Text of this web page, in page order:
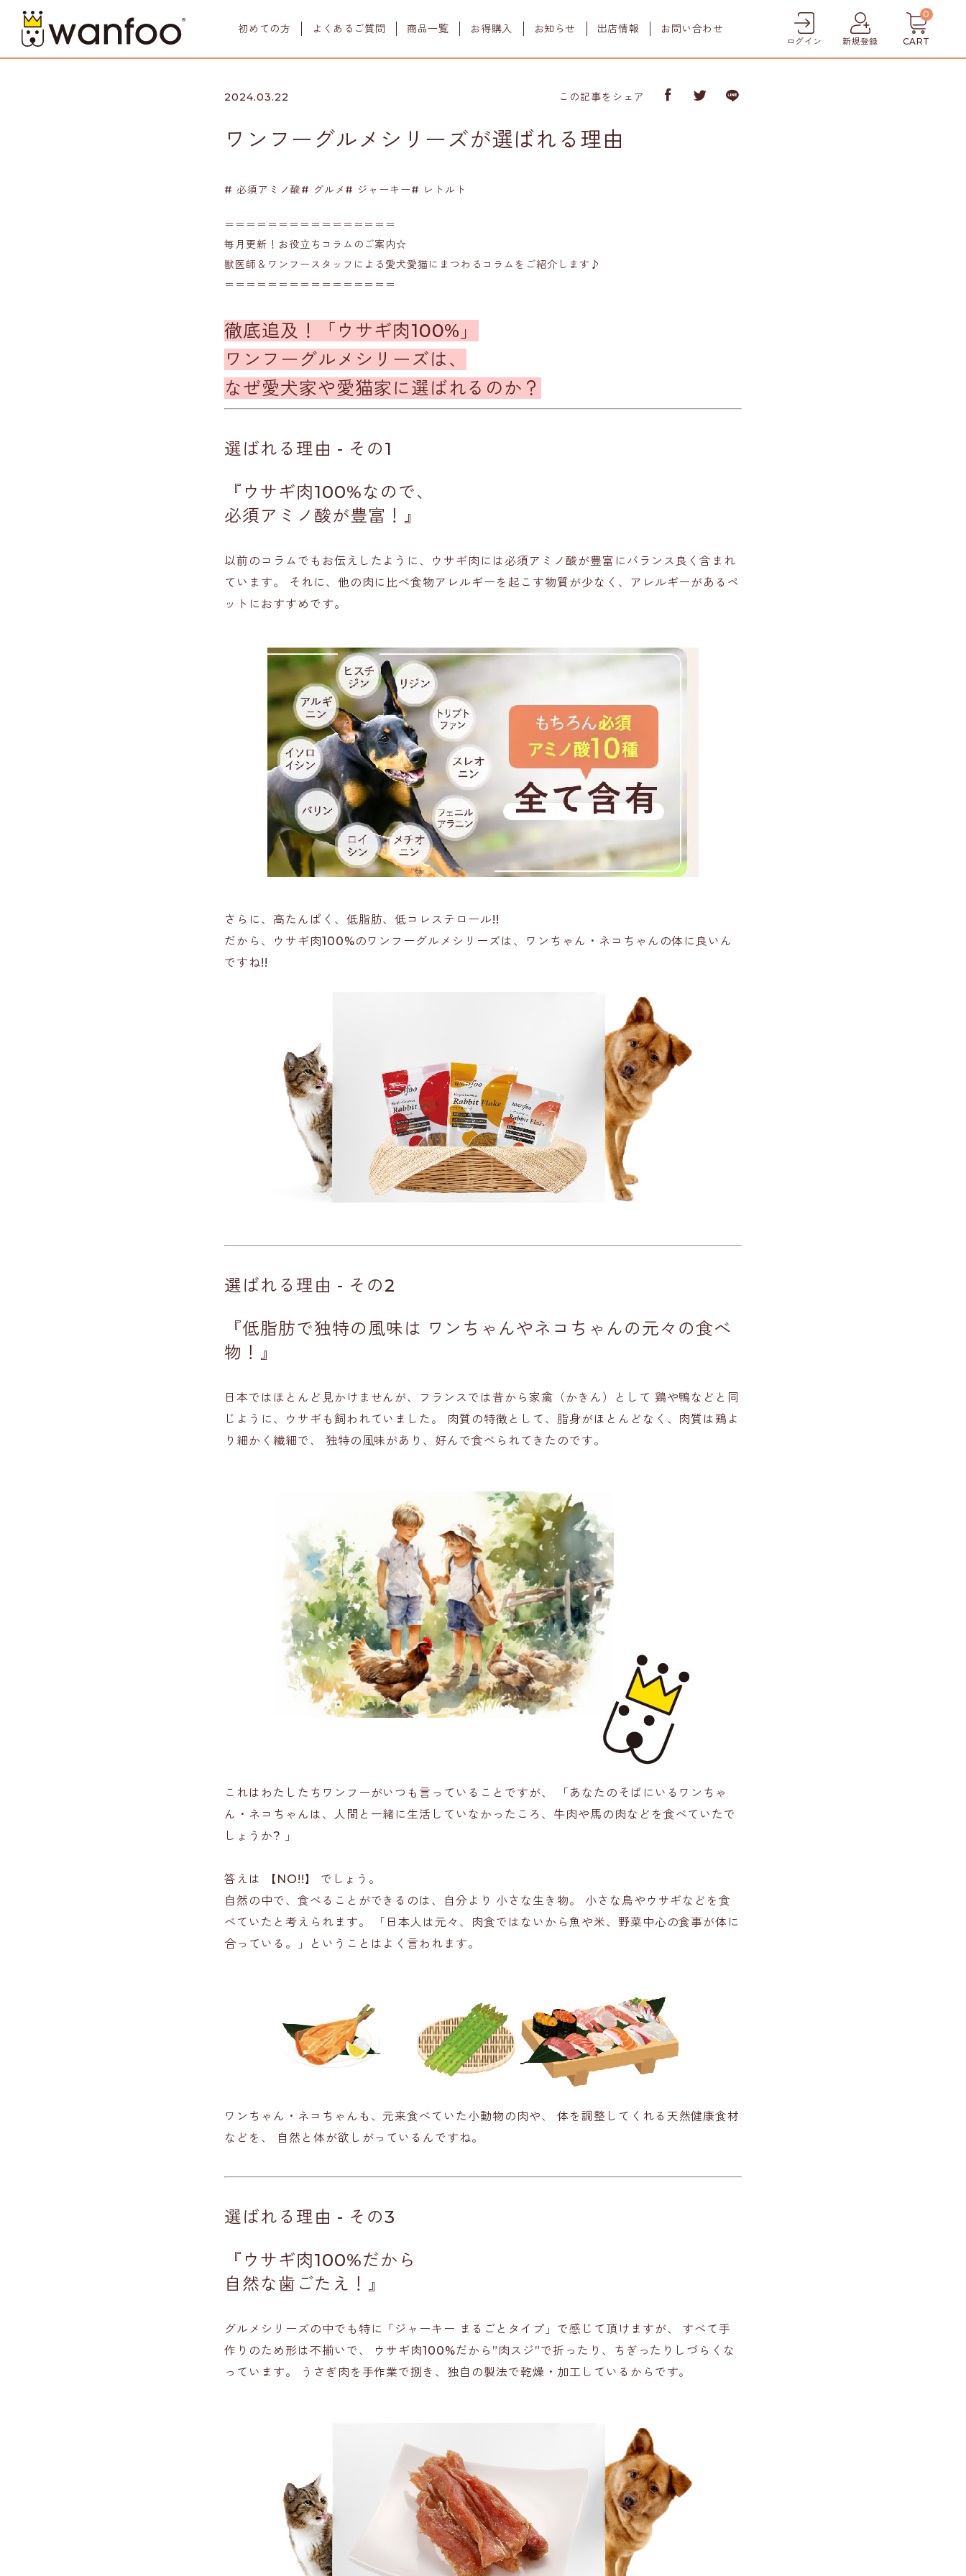
初めての方
販売店舗
よくあるご質問 商品一覧
LINE UP
プレミアムドッグ
(鶏肉＋ウサギ肉)
ラブガド
(ウサギ肉)
ウェット栄養補助食
お得購入 お知らせ 出店情報 お問い合わせ
ログイン 新規登録 CART
0
2024.03.22 この記事をシェア
ワンフーグルメシリーズが選ばれる理由
# 必須アミノ酸# グルメ# ジャーキー# レトルト
＝＝＝＝＝＝＝＝＝＝＝＝＝＝＝＝
毎月更新！お役立ちコラムのご案内☆
獣医師＆ワンフースタッフによる愛犬愛猫にまつわるコラムをご紹介します♪
＝＝＝＝＝＝＝＝＝＝＝＝＝＝＝＝
徹底追及！「ウサギ肉100%」
ワンフーグルメシリーズは、
なぜ愛犬家や愛猫家に選ばれるのか？
選ばれる理由 - その1
『ウサギ肉100%なので、
必須アミノ酸が豊富！ 』
以前のコラムでもお伝えしたように、ウサギ肉には必須アミノ酸が豊富にバランス良く含まれ
ています。 それに、他の肉に比べ食物アレルギーを起こす物質が少なく、アレルギーがあるペ
ットにおすすめです。
さらに、高たんぱく、低脂肪、低コレステロール!!
だから、ウサギ肉100%のワンフーグルメシリーズは、ワンちゃん・ネコちゃんの体に良いん
ですね!!
選ばれる理由 - その2
『低脂肪で独特の風味は ワンちゃんやネコちゃんの元々の食べ
物！ 』
日本ではほとんど見かけませんが、フランスでは昔から家禽（かきん）として 鶏や鴨などと同
じように、ウサギも飼われていました。 肉質の特徴として、脂身がほとんどなく、肉質は鶏よ
り細かく繊細で、 独特の風味があり、好んで食べられてきたのです。
これはわたしたちワンフーがいつも言っていることですが、
「あなたのそばにいるワンちゃ
ん・ネコちゃんは、人間と一緒に生活していなかったころ、牛肉や馬の肉などを食べていたで
しょうか? 」
答えは 【NO!!】
でしょう。
自然の中で、食べることができるのは、自分より 小さな生き物。 小さな鳥やウサギなどを食
べていたと考えられます。 「日本人は元々、肉食ではないから魚や米、野菜中心の食事が体に
合っている。」ということはよく言われます。
ワンちゃん・ネコちゃんも、元来食べていた 小動物の肉や、 体を調整してくれる 天然健康食材
などを、 自然と体が欲しがっているんですね。
選ばれる理由 - その3
『ウサギ肉100%だから
自然な歯ごたえ！ 』
グルメシリーズの中でも特に「ジャーキー まるごとタイプ」で感じて頂けますが、 すべて手
作りのため形は不揃いで、 ウサギ肉100%だから”肉スジ”で折ったり、ちぎったりしづらくな
っています。 うさぎ肉を手作業で捌き、独自の製法で乾燥・加工しているからです。